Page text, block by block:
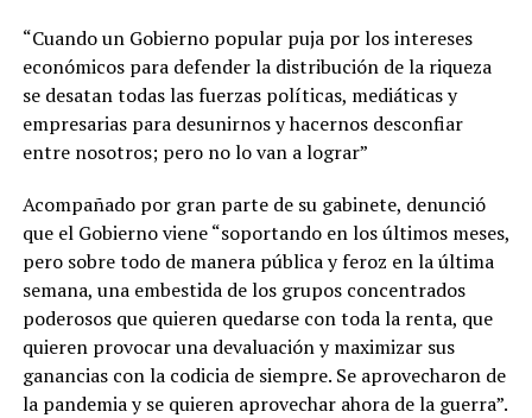
“Cuando un Gobierno popular puja por los intereses
económicos para defender la distribución de la riqueza
se desatan todas las fuerzas políticas, mediáticas y
empresarias para desunirnos y hacernos desconfiar
entre nosotros; pero no lo van a lograr”
Acompañado por gran parte de su gabinete, denunció
que el Gobierno viene “soportando en los últimos meses,
pero sobre todo de manera pública y feroz en la última
semana, una embestida de los grupos concentrados
poderosos que quieren quedarse con toda la renta, que
quieren provocar una devaluación y maximizar sus
ganancias con la codicia de siempre. Se aprovecharon de
la pandemia y se quieren aprovechar ahora de la guerra”.